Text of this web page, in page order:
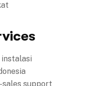
instalasi
support